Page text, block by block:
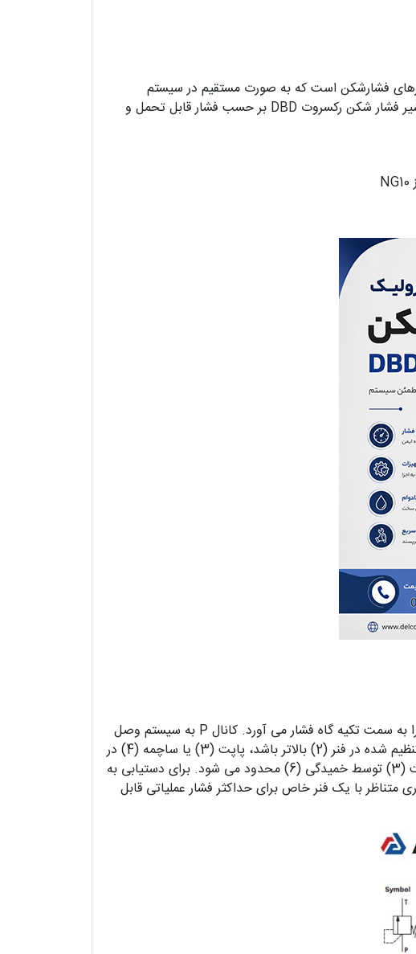
عمل می کند. از شیر کنترل فشار رکسروت DBD برای محدود کردن فشار سیستم استفاده می شود. شیر فشار شکن رکسروت DBD بر حسب فشار قابل تحمل و
فشار سیستم می تواند از طریق نوع تنظیم (5) به صورت پیوسته تنظیم شود. فنر (2) پاپت (3) یا ساچمه (4) را به سمت تکیه گاه فشار می آورد. کانال P به سیستم وصل
شده است. فشار موجود در سیستم بر روی سطح پاپت (یا ساچمه) عمل می کند. اگر فشار در کانال P از مقدار تنظیم شده در فنر (2) بالاتر باشد، پاپت (3) یا ساچمه (4) در
برابر فنر (2) باز می شود. در این حالت، سیال هیدرولیک از کانال P به کانال T جریان پیدا می کند. کورس پاپت (3) توسط خمیدگی (6) محدود می شود. برای دستیابی به
شده است. هر دسته فشاری متناظر با یک فنر خاص برای حداکثر فشار عملیاتی قابل